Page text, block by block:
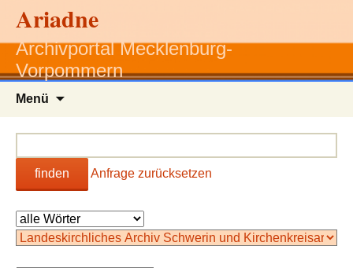
Ariadne
Archivportal Mecklenburg-
Vorpommern
Menü
finden Anfrage zurücksetzen